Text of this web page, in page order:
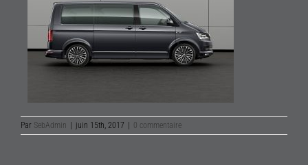
Par SebAdmin juin 15th, 2017 0 commentaire